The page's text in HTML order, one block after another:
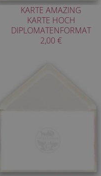
KARTE AMAZING
KARTE HOCH
DIPLOMATENFORMAT
2,00 €